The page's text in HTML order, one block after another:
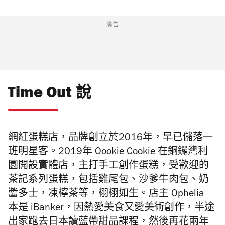
廣告
Time Out 說
網紅蛋糕店，品牌創立於2016年，早已儲落一
班明星客。2019年 Oookie Cookie 在銅鑼灣利
園開設實體店，主打手工創作蛋糕，受歡迎的
茶記系列蛋糕，包括雞尾包、沙爹牛肉包、奶
醬多士，凍檸茶等，栩栩如生。店主 Ophelia
本是 iBanker，因熱愛美食又愛美術創作，半途